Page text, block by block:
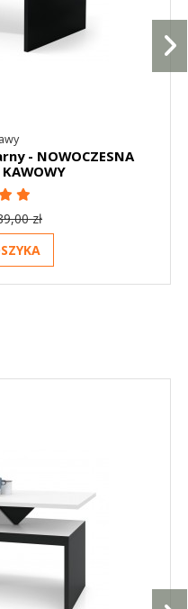
- NOWOCZESNA
zł